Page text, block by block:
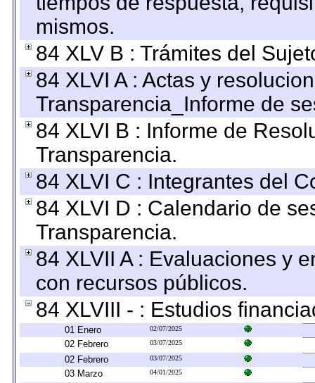
mismos.
84 XLV B : Trámites del
84 XLVI A : Actas y
Transparencia_Informe de
84 XLVI B : Informe de
Transparencia.
84 XLVI C : Integrantes del
84 XLVI D : Calendario de
Transparencia.
84 XLVII A : Evaluaciones y
con recursos públicos.
84 XLVIII - : Estudios
01 Enero 02/07/2025
02 Febrero 03/07/2025
02 Febrero 03/07/2025
03 Marzo 04/01/2025